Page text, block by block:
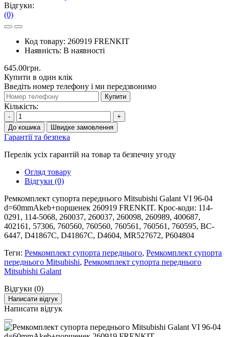
Відгуки:
(0)
Код товару: 260919 FRENKIT
Наявність: В наявності
645.00грн.
Купити в один клік
Введіть номер телефону і ми передзвонимо
Купити
Кількість:
-
+
До кошика
Швидке замовлення
Гарантії та безпека
Перелік усіх гарантій на товар та безпечну угоду
Огляд товару
Відгуки (0)
Ремкомплект супорта переднього Mitsubishi Galant VI 96-04
d=60mmAkeb+поршенек 260919 FRENKIT. Крос-коди: 114-
0291, 114-5068, 260037, 260037, 260098, 260989, 400687,
402161, 57306, 760560, 760560, 760561, 760561, 760595, BC-
6447, D41867C, D41867C, D4604, MR527672, P604804
Теги: Ремкомплект супорта переднього, Ремкомплект супорта
переднього Mitsubishi, Ремкомплект супорта переднього
Mitsubishi Galant
Відгуки (0)
Написати відгук
Написати відгук